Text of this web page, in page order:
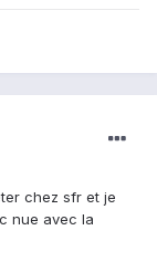
chez sfr et je
nue avec la